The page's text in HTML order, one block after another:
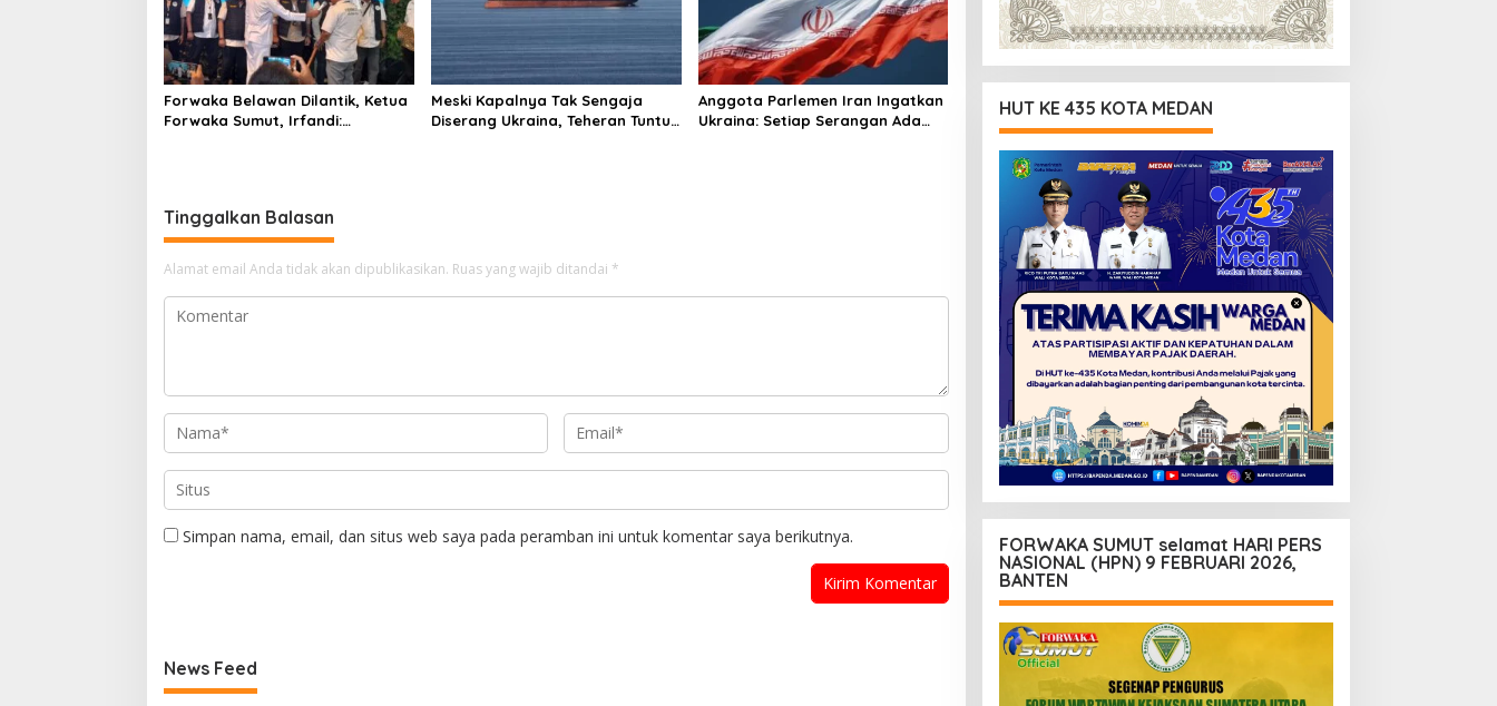
Forwaka Belawan Dilantik, Ketua
Forwaka Sumut, Irfandi:
Meski Kapalnya Tak Sengaja
Diserang Ukraina, Teheran Tuntut
Anggota Parlemen Iran Ingatkan
Ukraina: Setiap Serangan Ada
Tinggalkan Balasan
Alamat email Anda tidak akan dipublikasikan. Ruas yang wajib ditandai *
Simpan nama, email, dan situs web saya pada peramban ini untuk komentar saya berikutnya.
News Feed
HUT KE 435 KOTA MEDAN
FORWAKA SUMUT selamat HARI PERS
NASIONAL (HPN) 9 FEBRUARI 2026,
BANTEN